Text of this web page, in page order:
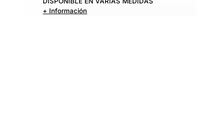
+ Información